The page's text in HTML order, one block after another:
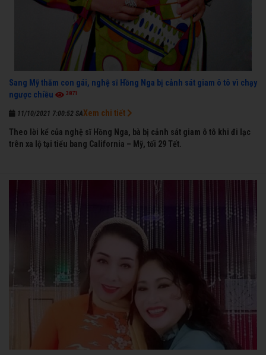
Sang Mỹ thăm con gái, nghệ sĩ Hồng Nga bị cảnh sát giam ô tô vì chạy
ngược chiều
3871
11/10/2021 7:00:52 SA
Theo lời kể của nghệ sĩ Hồng Nga, bà bị cảnh sát giam ô tô khi đi lạc
trên xa lộ tại tiểu bang California – Mỹ, tối 29 Tết.
Xem chi tiết